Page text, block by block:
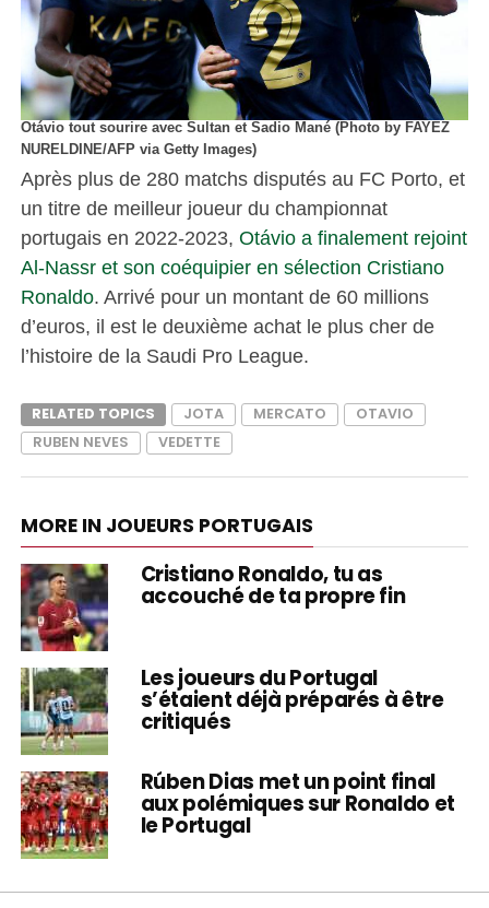
Otávio tout sourire avec Sultan et Sadio Mané (Photo by FAYEZ
NURELDINE/AFP via Getty Images)
Après plus de 280 matchs disputés au FC Porto, et
un titre de meilleur joueur du championnat
portugais en 2022-2023, Otávio a finalement rejoint
Al-Nassr et son coéquipier en sélection Cristiano
Ronaldo. Arrivé pour un montant de 60 millions
d’euros, il est le deuxième achat le plus cher de
l’histoire de la Saudi Pro League.
RELATED TOPICS JOTA MERCATO
OTAVIO
RUBEN NEVES
VEDETTE
MORE IN JOUEURS PORTUGAIS
Cristiano Ronaldo, tu as
accouché de ta propre fin
Les joueurs du Portugal
s’étaient déjà préparés à être
critiqués
Rúben Dias met un point final
aux polémiques sur Ronaldo et
le Portugal